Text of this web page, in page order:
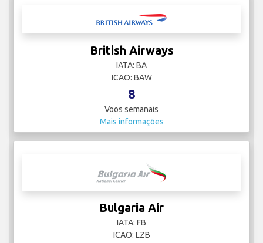
British Airways
IATA: BA
ICAO: BAW
8
Voos semanais
Mais informações
Bulgaria Air
IATA: FB
ICAO: LZB